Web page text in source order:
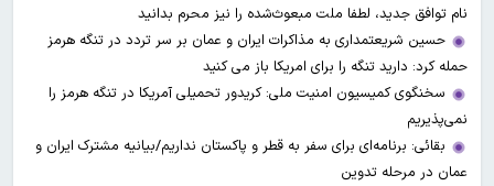
نام توافق جدید، لطفا ملت مبعوث‌شده را نیز محرم بدانید
حسین شریعتمداری به مذاکرات ایران و عمان بر سر تردد در تنگه هرمز
حمله کرد: دارید تنگه را برای امریکا باز می کنید
سخنگوی کمیسیون امنیت ملی: کریدور تحمیلی آمریکا در تنگه هرمز را
نمی‌پذیریم
بقائی: برنامه‌ای برای سفر به قطر و پاکستان نداریم/بیانیه مشترک ایران و
عمان در مرحله تدوین